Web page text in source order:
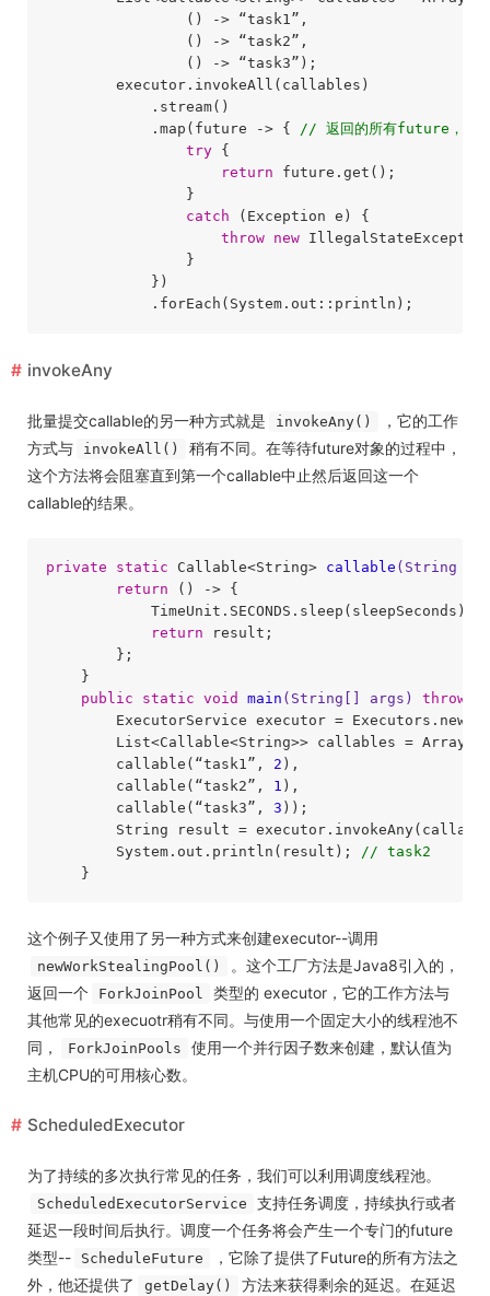
                () -> “task1”,
                () -> “task2”,
                () -> “task3”);
        executor.invokeAll(callables)
            .stream()
            .map(future -> {
// 返回的所有future，并
try {
return future.get();
                }
catch (Exception e) {
throw
new
                }
            })
invokeAny
批量提交callable的另一种方式就是 invokeAny()
，它的工作
方式与
invokeAll()
稍有不同。在等待future对象的过程中，
这个方法将会阻塞直到第一个callable中止然后返回这一个
callable的结果。
private static Callable<String> callable (String
return () -> {
            TimeUnit.SECONDS.sleep(sleepSeconds);
return result;
        };
    }
public
static void main (String[] args) throws
ExecutorService executor =
List<Callable<String>> callables =
        callable(“task1”,
2 ),
        callable(“task2”,
1 ),
        callable(“task3”,
3 ));
String result =
        System.out.println(result);
// task2
这个例子又使用了另一种方式来创建executor--调用
newWorkStealingPool()
。这个工厂方法是Java8引入的，
返回一个
ForkJoinPool
类型的 executor，它的工作方法与
其他常见的execuotr稍有不同。与使用一个固定大小的线程池不
同，
ForkJoinPools
使用一个并行因子数来创建，默认值为
主机CPU的可用核心数。
ScheduledExecutor
为了持续的多次执行常见的任务，我们可以利用调度线程池。
ScheduledExecutorService
支持任务调度，持续执行或者
延迟一段时间后执行。调度一个任务将会产生一个专门的future
类型--
ScheduleFuture
，它除了提供了Future的所有方法之
外，他还提供了
getDelay()
方法来获得剩余的延迟。在延迟